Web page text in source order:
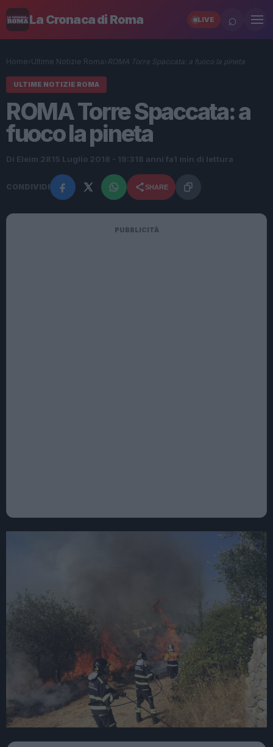
La Cronaca di Roma LIVE ⌕
Home› Ultime Notizie Roma› ROMA Torre Spaccata: a fuoco la pineta
ULTIME NOTIZIE ROMA
ROMA Torre Spaccata: a
fuoco la pineta
Di Eleim 28 15 Luglio 2018 - 19:318 anni fa 1 min di lettura
CONDIVIDI SHARE
PUBBLICITÀ